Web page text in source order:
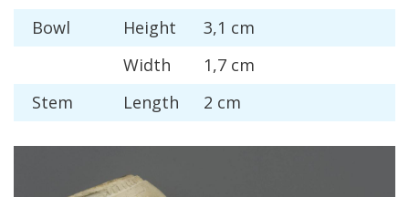
Bowl
Height 3,1 cm
Width
1,7 cm
Stem
Length 2 cm